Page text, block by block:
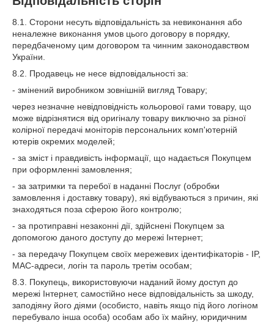
8.1. Сторони несуть відповідальність за невиконання або
неналежне виконання умов цього договору в порядку,
передбаченому цим договором та чинним законодавством
України.
8.2. Продавець не несе відповідальності за:
- змінений виробником зовнішній вигляд Товару;
через незначне невідповідність кольорової гами товару, що
може відрізнятися від оригіналу товару виключно за різної
колірної передачі моніторів персональних комп'ютерній
ютерів окремих моделей;
- за зміст і правдивість інформації, що надається Покупцем
при оформленні замовлення;
- за затримки та перебої в наданні Послуг (обробки
замовлення і доставку товару), які відбуваються з причин, які
знаходяться поза сферою його контролю;
- за протиправні незаконні дії, здійснені Покупцем за
допомогою даного доступу до мережі Інтернет;
- за передачу Покупцем своїх мережевих ідентифікаторів - IP,
MAC-адреси, логін та пароль третім особам;
8.3. Покупець, використовуючи наданий йому доступ до
мережі Інтернет, самостійно несе відповідальність за шкоду,
заподіяну його діями (особисто, навіть якщо під його логіном
перебувало інша особа) особам або їх майну, юридичним